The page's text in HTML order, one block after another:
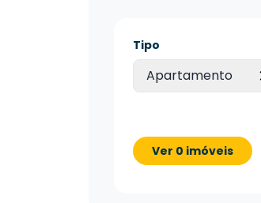
Tipo
Apartamento
Ver 0 imóveis